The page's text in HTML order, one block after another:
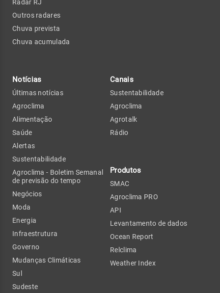
Radar RJ
Outros radares
Chuva prevista
Chuva acumulada
Notícias
Últimas notícias
Agroclima
Alimentação
Saúde
Alertas
Sustentabilidade
Agroclima - Boletim Semanal
de previsão do tempo
Negócios
Moda
Energia
Infraestrutura
Governo
Mudanças Climáticas
Sul
Sudeste
Canais
Sustentabilidade
Agroclima
Agrotalk
Rádio
Produtos
SMAC
Agroclima PRO
API
Levantamento de dados
Ocean Report
Relclima
Weather Index